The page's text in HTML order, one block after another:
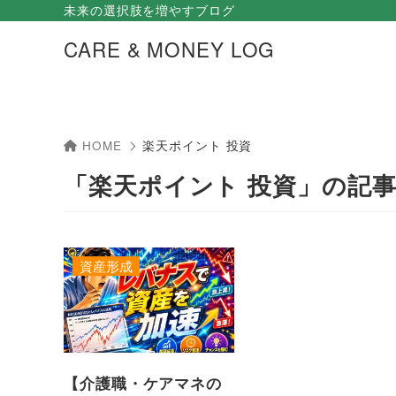
CARE & MONEY LOG
未来の選択肢を増やすブログ
HOME 楽天ポイント 投資
「楽天ポイント 投資」の記
【介護職・ケアマネの
資産形成